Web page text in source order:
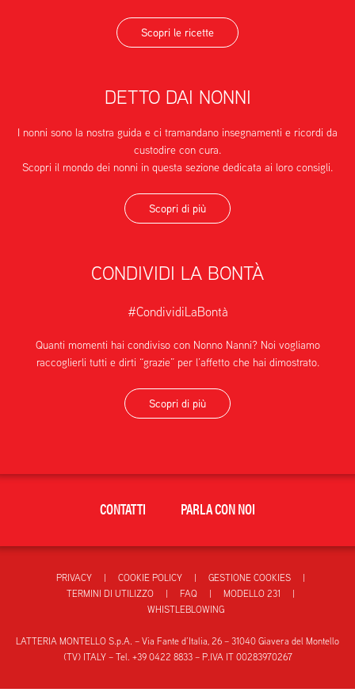
Scopri le ricette
DETTO DAI NONNI
I nonni sono la nostra guida e ci tramandano insegnamenti e ricordi da
custodire con cura.
Scopri il mondo dei nonni in questa sezione dedicata ai loro consigli.
Scopri di più
CONDIVIDI LA BONTÀ
#CondividiLaBontà
Quanti momenti hai condiviso con Nonno Nanni? Noi vogliamo
raccoglierli tutti e dirti “grazie” per l’affetto che hai dimostrato.
Scopri di più
CONTATTI PARLA CON NOI
PRIVACY COOKIE POLICY
GESTIONE COOKIES
TERMINI DI UTILIZZO
FAQ
MODELLO 231
WHISTLEBLOWING
LATTERIA MONTELLO S.p.A. – Via Fante d’Italia, 26 – 31040 Giavera del Montello
(TV) ITALY – Tel. +39 0422 8833 – P.IVA IT 00283970267